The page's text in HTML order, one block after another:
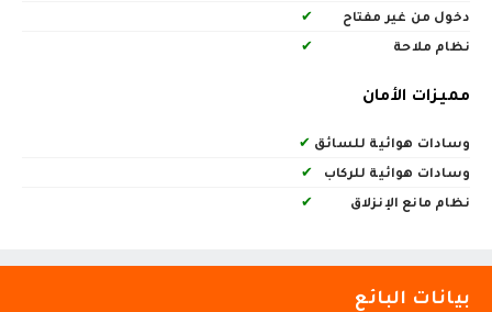
دخول من غير مفتاح
✔
نظام ملاحة
✔
مميزات الأمان
وسادات هوائية للسائق ✔
وسادات هوائية للركاب
✔
نظام مانع الإنزلاق
✔
بيانات البائع